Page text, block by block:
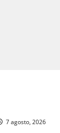
7 agosto, 2026